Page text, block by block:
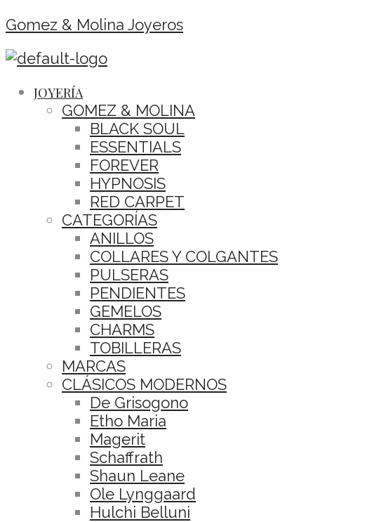
Gomez & Molina Joyeros
JOYERÍA
GOMEZ & MOLINA
BLACK SOUL
ESSENTIALS
FOREVER
HYPNOSIS
RED CARPET
CATEGORÍAS
ANILLOS
COLLARES Y COLGANTES
PULSERAS
PENDIENTES
GEMELOS
CHARMS
TOBILLERAS
MARCAS
CLÁSICOS MODERNOS
De Grisogono
Etho Maria
Magerit
Schaffrath
Shaun Leane
Ole Lynggaard
Hulchi Belluni